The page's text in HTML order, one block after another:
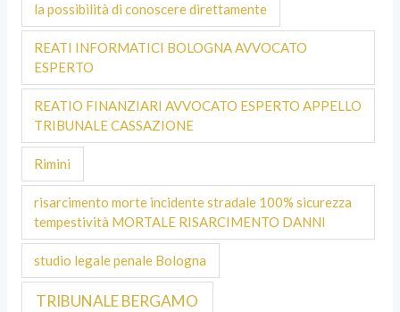
la possibilità di conoscere direttamente
REATI INFORMATICI BOLOGNA AVVOCATO
ESPERTO
REATIO FINANZIARI AVVOCATO ESPERTO APPELLO
TRIBUNALE CASSAZIONE
Rimini
risarcimento morte incidente stradale 100% sicurezza
tempestività MORTALE RISARCIMENTO DANNI
studio legale penale Bologna
TRIBUNALE BERGAMO